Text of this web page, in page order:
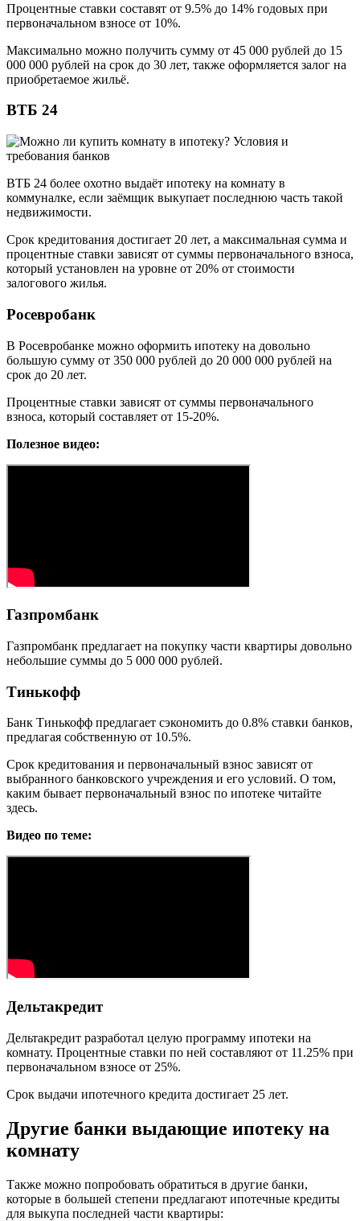
Процентные ставки составят от 9.5% до 14% годовых при
первоначальном взносе от 10%.
Максимально можно получить сумму от 45 000 рублей до 15
000 000 рублей на срок до 30 лет, также оформляется залог на
приобретаемое жильё.
ВТБ 24
ВТБ 24 более охотно выдаёт ипотеку на комнату в
коммуналке, если заёмщик выкупает последнюю часть такой
недвижимости.
Срок кредитования достигает 20 лет, а максимальная сумма и
процентные ставки зависят от суммы первоначального взноса,
который установлен на уровне от 20% от стоимости
залогового жилья.
Росевробанк
В Росевробанке можно оформить ипотеку на довольно
большую сумму от 350 000 рублей до 20 000 000 рублей на
срок до 20 лет.
Процентные ставки зависят от суммы первоначального
взноса, который составляет от 15-20%.
Полезное видео:
Газпромбанк
Газпромбанк предлагает на покупку части квартиры довольно
небольшие суммы до 5 000 000 рублей.
Тинькофф
Банк Тинькофф предлагает сэкономить до 0.8% ставки банков,
предлагая собственную от 10.5%.
Срок кредитования и первоначальный взнос зависят от
выбранного банковского учреждения и его условий. О том,
каким бывает первоначальный взнос по ипотеке читайте
здесь.
Видео по теме:
Дельтакредит
Дельтакредит разработал целую программу ипотеки на
комнату. Процентные ставки по ней составляют от 11.25% при
первоначальном взносе от 25%.
Срок выдачи ипотечного кредита достигает 25 лет.
Другие банки выдающие ипотеку на
комнату
Также можно попробовать обратиться в другие банки,
которые в большей степени предлагают ипотечные кредиты
для выкупа последней части квартиры: